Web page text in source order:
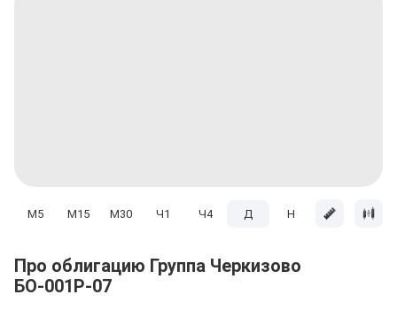
M5 M15 M30 Ч1 Ч4 Д H Мес
Про облигацию Группа Черкизово
БО-001Р-07